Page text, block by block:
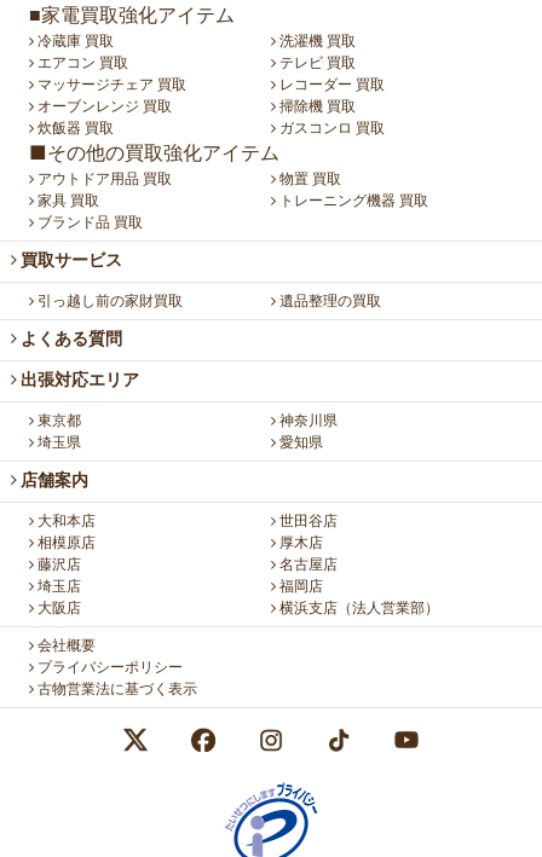
■家電買取強化アイテム
冷蔵庫 買取
洗濯機 買取
エアコン 買取
テレビ 買取
マッサージチェア 買取
レコーダー 買取
オーブンレンジ 買取
掃除機 買取
炊飯器 買取
ガスコンロ 買取
■その他の買取強化アイテム
アウトドア用品 買取
物置 買取
家具 買取
トレーニング機器 買取
ブランド品 買取
買取サービス
引っ越し前の家財買取 遺品整理の買取
よくある質問
出張対応エリア
東京都
神奈川県
埼玉県
愛知県
店舗案内
大和本店
世田谷店
相模原店
厚木店
藤沢店
名古屋店
埼玉店
福岡店
大阪店
横浜支店（法人営業部）
会社概要
プライバシーポリシー
古物営業法に基づく表示